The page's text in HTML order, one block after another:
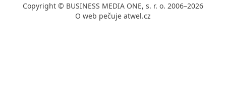
Copyright © BUSINESS MEDIA ONE, s. r. o. 2006–2026